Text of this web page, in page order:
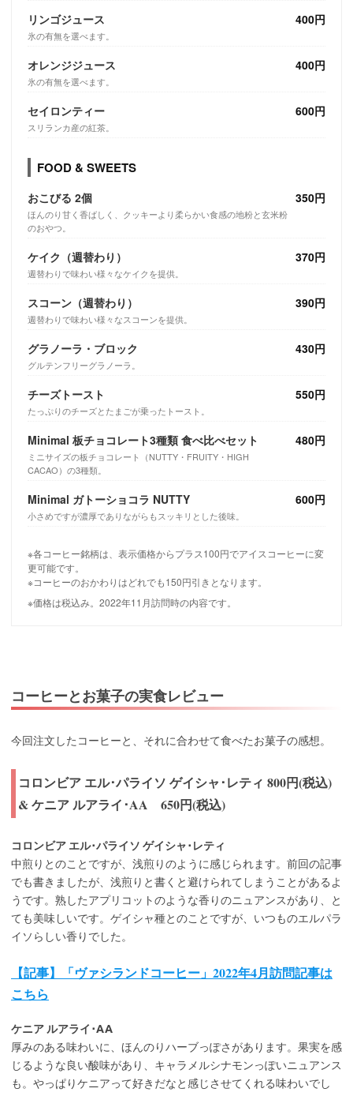
リンゴジュース
氷の有無を選べます。
400円
オレンジジュース
氷の有無を選べます。
400円
セイロンティー
スリランカ産の紅茶。
600円
FOOD & SWEETS
おこびる 2個
ほんのり甘く香ばしく、クッキーより柔らかい食感の地粉と玄米粉
のおやつ。
350円
ケイク（週替わり）
週替わりで味わい様々なケイクを提供。
370円
スコーン（週替わり）
週替わりで味わい様々なスコーンを提供。
390円
グラノーラ・ブロック
グルテンフリーグラノーラ。
430円
チーズトースト
たっぷりのチーズとたまごが乗ったトースト。
550円
Minimal 板チョコレート3種類 食べ比べセット
ミニサイズの板チョコレート（NUTTY・FRUITY・HIGH
CACAO）の3種類。
480円
Minimal ガトーショコラ NUTTY
小さめですが濃厚でありながらもスッキリとした後味。
600円
※各コーヒー銘柄は、表示価格からプラス100円でアイスコーヒーに変
更可能です。
※コーヒーのおかわりはどれでも150円引きとなります。
※価格は税込み。2022年11月訪問時の内容です。
コーヒーとお菓子の実食レビュー
今回注文したコーヒーと、それに合わせて食べたお菓子の感想。
コロンビア エル･パライソ ゲイシャ･レティ 800円(税込)
&ケニア ルアライ･AA 650円(税込)
コロンビア エル･パライソ ゲイシャ･レティ
中煎りとのことですが、浅煎りのように感じられます。前回の記事
でも書きましたが、浅煎りと書くと避けられてしまうことがあるよ
うです。熟したアプリコットのような香りのニュアンスがあり、と
ても美味しいです。ゲイシャ種とのことですが、いつものエルパラ
イソらしい香りでした。
【記事】「ヴァシランドコーヒー」2022年4月訪問記事は
こちら
ケニア ルアライ･AA
厚みのある味わいに、ほんのりハーブっぽさがあります。果実を感
じるような良い酸味があり、キャラメルシナモンっぽいニュアンス
も。やっぱりケニアって好きだなと感じさせてくれる味わいでし